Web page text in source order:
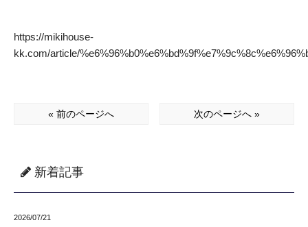
https://mikihouse-
kk.com/article/
« 前のページへ 次のページへ »
新着記事
2026/07/21